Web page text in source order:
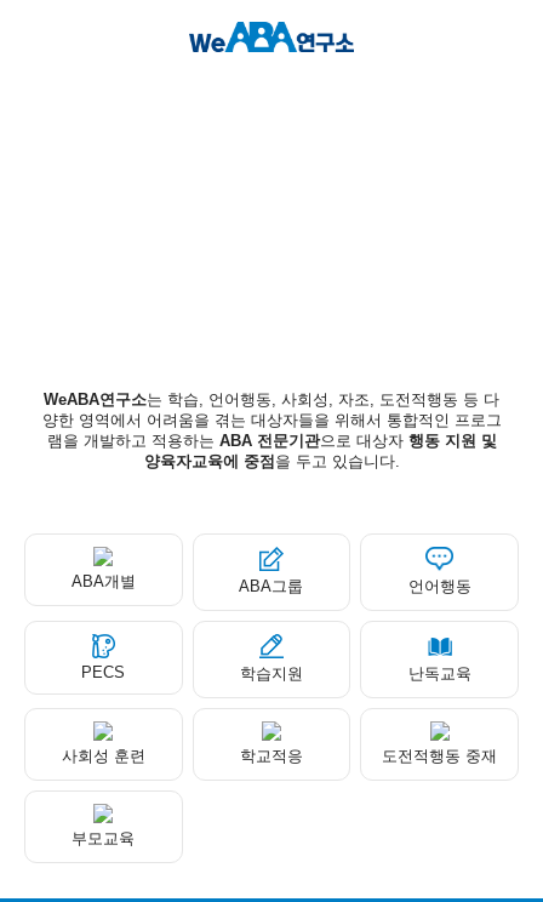
WeABA연구소는 학습, 언어행동, 사회성, 자조, 도전적행동 등 다
양한 영역에서 어려움을 겪는 대상자들을 위해서 통합적인 프로그
램을 개발하고 적용하는 ABA 전문기관으로 대상자 행동 지원 및
양육자교육에 중점 을 두고 있습니다.
ABA개별 ABA그룹 언어행동
PECS 학습지원 난독교육
사회성 훈련 학교적응 도전적행동 중재
부모교육